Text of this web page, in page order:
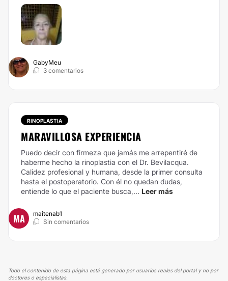
GabyMeu
3 comentarios
RINOPLASTIA
MARAVILLOSA EXPERIENCIA
Puedo decir con firmeza que jamás me arrepentiré de
haberme hecho la rinoplastia con el Dr. Bevilacqua.
Calidez profesional y humana, desde la primer consulta
hasta el postoperatorio. Con él no quedan dudas,
entiende lo que el paciente busca,... Leer más
MA
maitenab1
Sin comentarios
Todo el contenido de esta página está generado por usuarios reales del portal y no por
doctores o especialistas.